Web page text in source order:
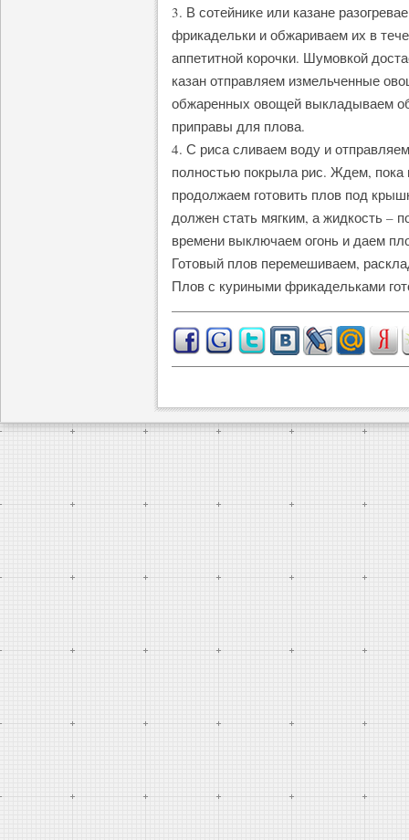
3. В сотейнике или казане
фрикадельки и обжариваем их в
аппетитной корочки. Шумовкой
казан отправляем измельченные
обжаренных овощей выкладываем
приправы для плова.
4. С риса сливаем воду и
полностью покрыла рис. Ждем, пока
продолжаем готовить плов под
должен стать мягким, а жидкость –
времени выключаем огонь и даем
Готовый плов перемешиваем,
Плов с куриными фрикадельками